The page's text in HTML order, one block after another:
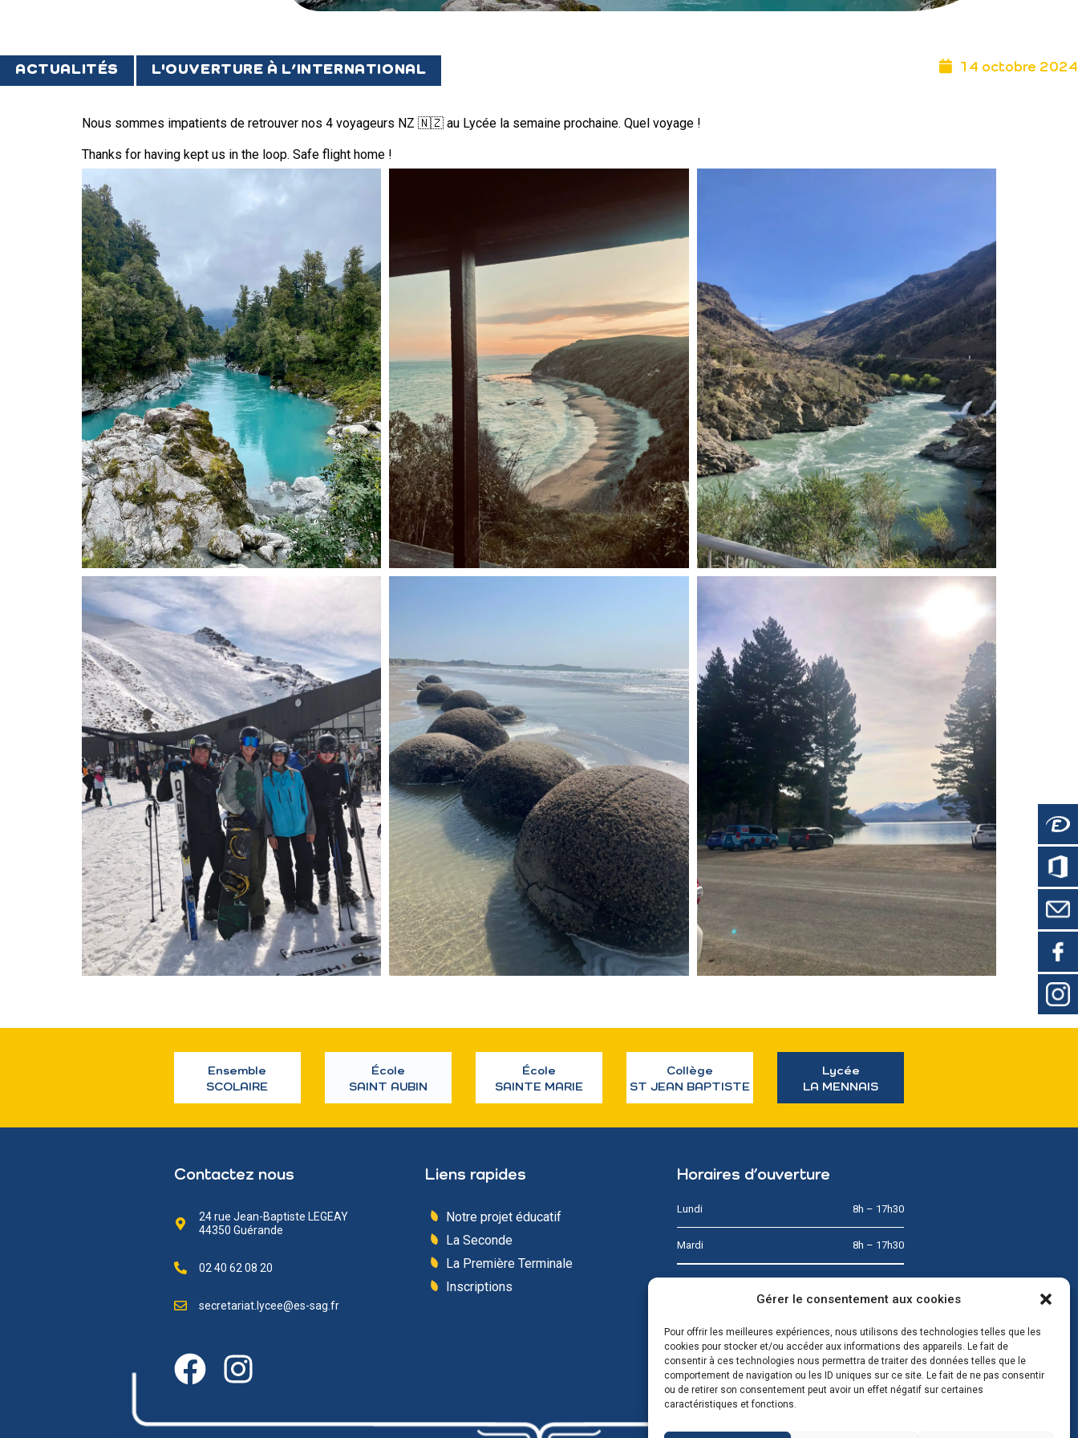
Gérer le consentement aux cookies
Pour offrir les meilleures expériences, nous utilisons des technologies telles que les
cookies pour stocker et/ou accéder aux informations des appareils. Le fait de
consentir à ces technologies nous permettra de traiter des données telles que le
comportement de navigation ou les ID uniques sur ce site. Le fait de ne pas consentir
ou de retirer son consentement peut avoir un effet négatif sur certaines
caractéristiques et fonctions.
TARIF LYCÉE
ESPACE RÉSERVÉ
S’INSCRIRE
ACTUALITÉS L'OUVERTURE À L’INTERNATIONAL 14 octobre 2024
Nous sommes impatients de retrouver nos 4 voyageurs NZ 🇳🇿 au Lycée la semaine prochaine. Quel voyage !
Thanks for having kept us in the loop. Safe flight home !
Ensemble
SCOLAIRE
École
SAINT AUBIN
École
SAINTE MARIE
Collège
ST JEAN BAPTISTE
Lycée
LA MENNAIS
Contactez nous
24 rue Jean-Baptiste LEGEAY
44350 Guérande
02 40 62 08 20
secretariat.lycee@es-sag.fr
Liens rapides
Notre projet éducatif
La Seconde
La Première Terminale
Inscriptions
Horaires d’ouverture
Lundi 8h – 17h30
Mardi 8h – 17h30
Mercredi 8h – 12h
Vendredi 8h – 17h30
Samedi & Dimanche Fermé